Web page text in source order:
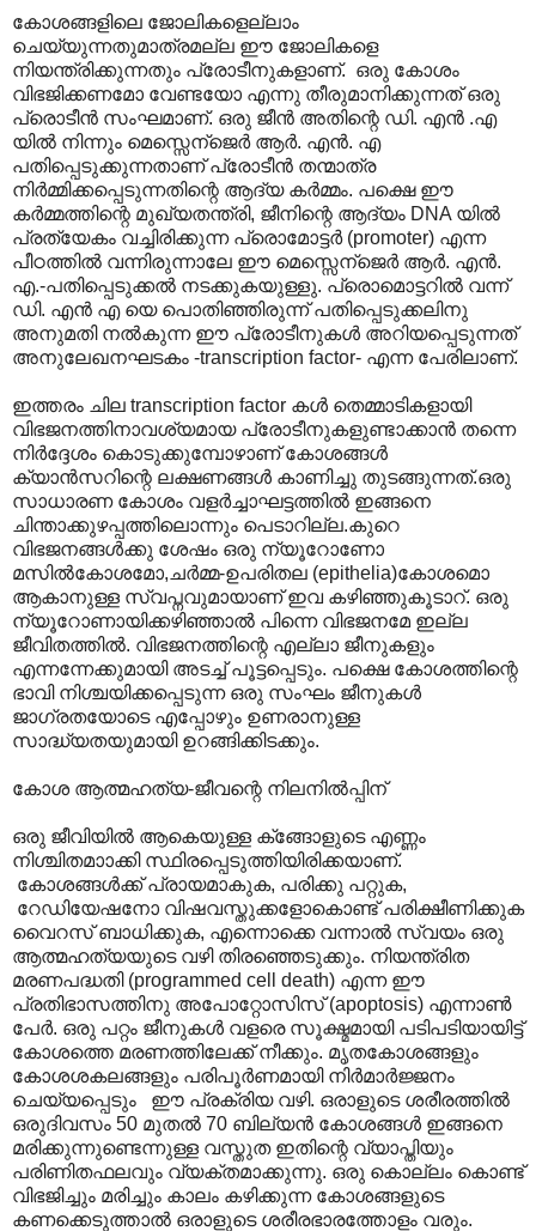
കോശങ്ങളിലെ ജോലികളെല്ലാം
ചെയ്യുന്നതുമാത്രമല്ല ഈ ജോലികളെ
നിയന്ത്രിക്കുന്നതും പ്രോടീനുകളാണ്. ഒരു കോശം
വിഭജിക്കണമോ വേണ്ടയോ എന്നു തീരുമാനിക്കുന്നത് ഒരു
പ്രൊടീന്‍ സംഘമാണ്. ഒരു ജീന്‍ അതിന്റെ ഡി. എന്‍ .എ
യില്‍ നിന്നും മെസ്സെന്ജെര്‍‍ ആര്‍. എന്‍. എ
പതിപ്പെടുക്കുന്നതാണ് പ്രോടീന്‍ തന്മാത്ര
നിര്‍മ്മിക്കപ്പെടുന്നതിന്റെ ആദ്യ കര്‍മ്മം. പക്ഷെ ഈ
കര്‍മ്മത്തിന്റെ മുഖ്യതന്ത്രി, ജീനിന്റെ ആദ്യം DNA യില്‍
പ്രത്യേകം വച്ചിരിക്കുന്ന പ്രൊമോട്ടര്‍ (promoter) എന്ന
പീഠത്തില്‍ വന്നിരുന്നാലേ ഈ മെസ്സെന്ജെര്‍‍ ആര്‍. എന്‍.
എ.-പതിപ്പെടുക്കല്‍ നടക്കുകയുള്ളു. പ്രൊമൊട്ടറില്‍ വന്ന്
ഡി. എന്‍ എ യെ പൊതിഞ്ഞിരുന്ന് പതിപ്പെടുക്കലിനു
അനുമതി നല്‍കുന്ന ഈ പ്രോടീനുകള്‍ അറിയപ്പെടുന്നത്
അനുലേഖനഘടകം -transcription factor- എന്ന പേരിലാണ്.
ഇത്തരം ചില transcription factor കള്‍ തെമ്മാടികളായി
വിഭജനത്തിനാവശ്യമായ പ്രോടീനുകളുണ്ടാക്കാന്‍ തന്നെ
നിര്‍ദ്ദേശം കൊടുക്കുമ്പോഴാണ് കോശങ്ങള്‍
ക്യാന്‍സറിന്റെ ലക്ഷണങ്ങള്‍ കാണിച്ചു തുടങ്ങുന്നത്.ഒരു
സാധാരണ കോശം വളര്‍ച്ചാഘട്ടത്തില്‍ ഇങ്ങനെ
ചിന്താക്കുഴപ്പത്തിലൊന്നും പെടാറില്ല.കുറെ‍
വിഭജനങ്ങള്‍ക്കു ശേഷം ഒരു ന്യൂറോണോ
മസില്‍കോശമോ,ചര്‍മ്മ-ഉപരിതല (epithelia)കോശമൊ
ആകാനുള്ള സ്വപ്നവുമായാ‍ണ് ഇവ കഴിഞ്ഞുകൂടാറ്. ഒരു
ന്യൂറോണായിക്കഴിഞ്ഞാല്‍ പിന്നെ വിഭജനമേ ഇല്ല
ജീവിതത്തില്‍. വിഭജനത്തിന്റെ എല്ലാ ജീനുകളും
എന്നന്നേക്കുമായി അടച്ച് പൂട്ടപ്പെടും. പക്ഷെ കോശത്തിന്റെ
ഭാവി നിശ്ചയിക്കപ്പെടുന്ന ഒരു സംഘം ജീനുകള്‍
ജാഗ്രതയോടെ എപ്പോഴും ഉണരാനുള്ള
സാദ്ധ്യതയുമായി ഉറങ്ങിക്കിടക്കും.
കോശ ആത്മഹത്യ-ജീവന്റെ നിലനില്‍പ്പിന്
ഒരു ജീവിയില്‍ ആകെയുള്ള ക്ങ്ങോളുടെ എണ്ണം
നിശ്ചിതമാ‍ാക്കി സ്ഥിരപ്പെടുത്തിയിരിക്കയാണ്.
കോശങ്ങള്‍ക്ക് പ്രായമാകുക, പരിക്കു പറ്റുക,
റേഡിയേഷനോ വിഷവസ്തുക്കളോകൊണ്ട് പരിക്ഷീണിക്കുക
വൈറസ് ബാധിക്കുക, എന്നൊക്കെ വന്നാല്‍ സ്വയം ഒരു
ആത്മഹത്യയുടെ വഴി തിരഞ്ഞെടുക്കും. നിയന്ത്രിത
മരണപദ്ധതി (programmed cell death) എന്ന ഈ
പ്രതിഭാസത്തിനു അപോറ്റോസിസ് (apoptosis) എന്നാണ്‍
പേര്‍. ഒരു പറ്റം ജീനുകള്‍ വളരെ സൂക്ഷ്മമായി പടിപടിയായിട്ട്
കോശത്തെ മരണത്തിലേക്ക് നീക്കും. മൃതകോശങ്ങളും
കോശശകലങ്ങളും പരിപൂര്‍ണമായി നിര്‍മാര്‍ജ്ജനം
ചെയ്യപ്പെടും ഈ പ്രക്രിയ വഴി. ഒരാളുടെ ശരീരത്തില്‍
ഒരുദിവസം 50 മുതല്‍ 70 ബില്യന്‍ കോശങ്ങള്‍ ഇങ്ങനെ
മരിക്കുന്നുണ്ടെന്നുള്ള വസ്തുത ഇതിന്റെ വ്യാപ്തിയും
പരിണിതഫലവും വ്യക്തമാക്കുന്നു. ഒരു കൊല്ലം കൊണ്ട്
വിഭജിച്ചും മരിച്ചും കാലം കഴിക്കുന്ന കോശങ്ങളുടെ
കണക്കെടുത്താല്‍ ഒരാളുടെ ശരീരഭാരത്തോളം വരും.